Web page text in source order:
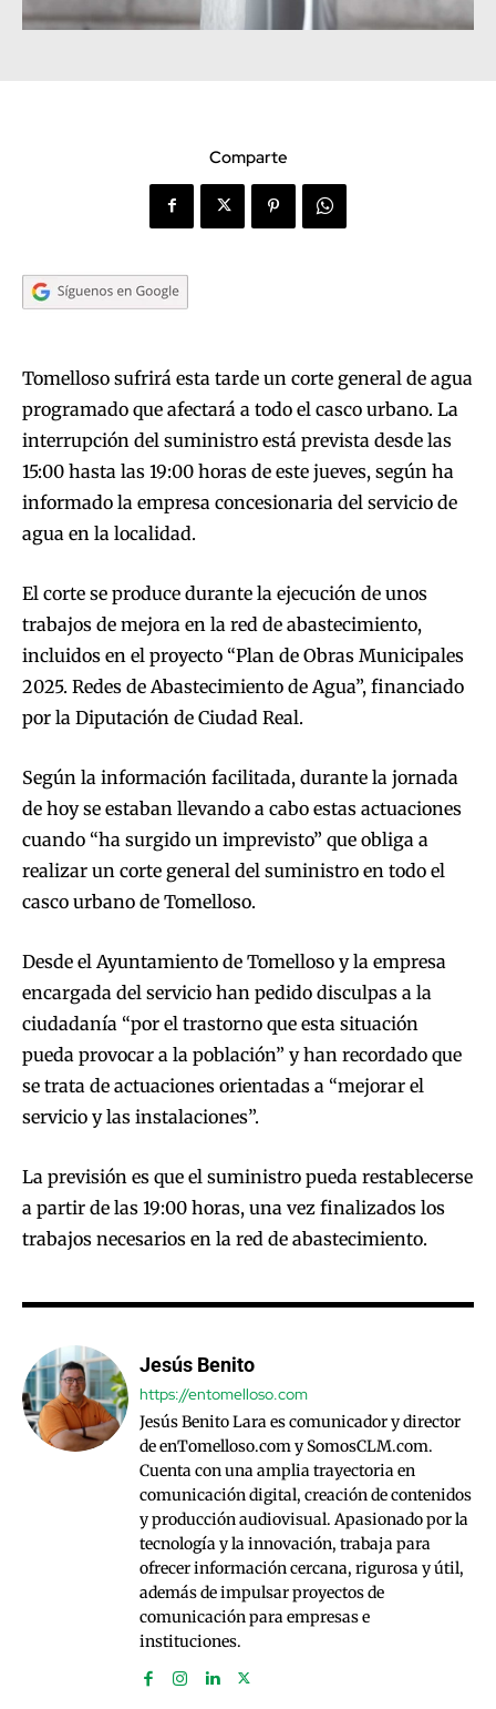
Comparte
Tomelloso sufrirá esta tarde un corte general de agua
programado que afectará a todo el casco urbano. La
interrupción del suministro está prevista desde las
15:00 hasta las 19:00 horas de este jueves, según ha
informado la empresa concesionaria del servicio de
agua en la localidad.
El corte se produce durante la ejecución de unos
trabajos de mejora en la red de abastecimiento,
incluidos en el proyecto “Plan de Obras Municipales
2025. Redes de Abastecimiento de Agua”, financiado
por la Diputación de Ciudad Real.
Según la información facilitada, durante la jornada
de hoy se estaban llevando a cabo estas actuaciones
cuando “ha surgido un imprevisto” que obliga a
realizar un corte general del suministro en todo el
casco urbano de Tomelloso.
Desde el Ayuntamiento de Tomelloso y la empresa
encargada del servicio han pedido disculpas a la
ciudadanía “por el trastorno que esta situación
pueda provocar a la población” y han recordado que
se trata de actuaciones orientadas a “mejorar el
servicio y las instalaciones”.
La previsión es que el suministro pueda restablecerse
a partir de las 19:00 horas, una vez finalizados los
trabajos necesarios en la red de abastecimiento.
Jesús Benito
https://entomelloso.com
Jesús Benito Lara es comunicador y director
de enTomelloso.com y SomosCLM.com.
Cuenta con una amplia trayectoria en
comunicación digital, creación de contenidos
y producción audiovisual. Apasionado por la
tecnología y la innovación, trabaja para
ofrecer información cercana, rigurosa y útil,
además de impulsar proyectos de
comunicación para empresas e
instituciones.